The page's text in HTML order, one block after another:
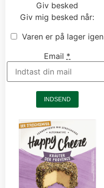
Giv besked
Giv mig besked når:
Varen er på lager igen
Email *
INDSEND